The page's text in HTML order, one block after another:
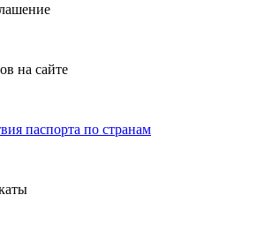
на сайте
паспорта по странам